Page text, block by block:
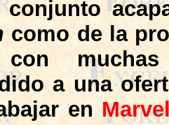
conjunto
como de la
a una
en